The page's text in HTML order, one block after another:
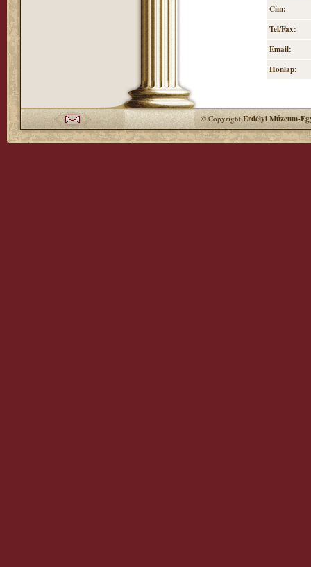
Cím:
Tel/Fax:
Email:
Honlap:
© CopyrightErdélyi Múzeum-